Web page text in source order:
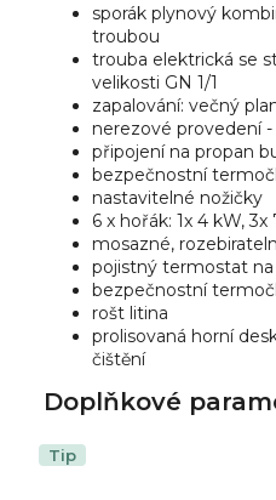
sporák plynový
troubou
trouba elektrická se
velikosti GN 1/1
zapalování: večný
nerezové provedení
připojení na propan
bezpečnostní
nastavitelné nožičky
6 x hořák: 1x 4 kW,
mosazné,
pojistný termostat na
bezpečnostní
rošt litina
prolisovaná horní
čištění
Doplňkové
Tip